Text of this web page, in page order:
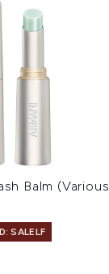
Balm (Various
SALELF
detaliczna: